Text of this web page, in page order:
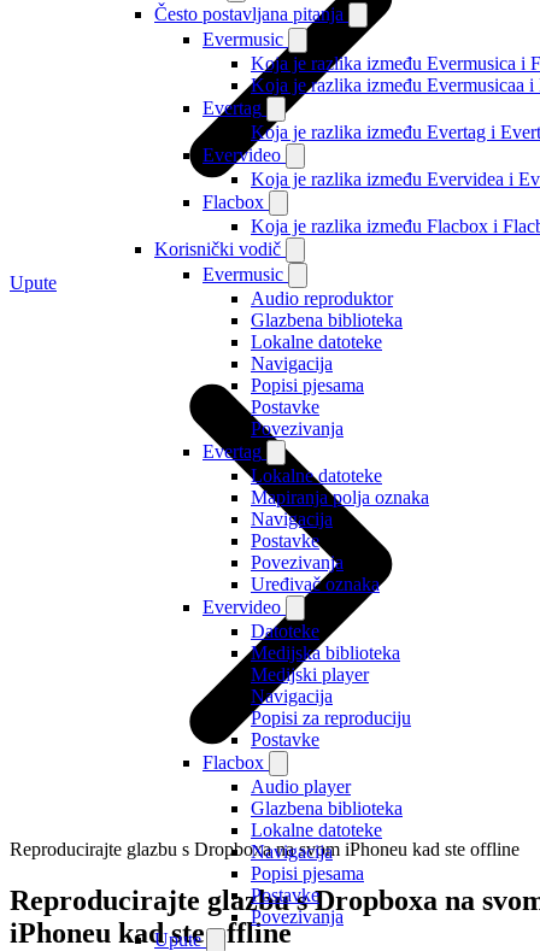
Često postavljana pitanja
Evermusic
Koja je razlika između Evermusica i
Koja je razlika između Evermusicaa i
Evertag
Koja je razlika između Evertag i
Evervideo
Koja je razlika između Evervidea i
Flacbox
Koja je razlika između Flacbox i
Korisnički vodič
Evermusic
Audio reproduktor
Glazbena biblioteka
Lokalne datoteke
Navigacija
Popisi pjesama
Postavke
Povezivanja
Evertag
Lokalne datoteke
Mapiranja polja oznaka
Navigacija
Postavke
Povezivanja
Uređivač oznaka
Evervideo
Datoteke
Medijska biblioteka
Medijski player
Navigacija
Popisi za reproduciju
Postavke
Flacbox
Audio player
Glazbena biblioteka
Lokalne datoteke
Navigacija
Popisi pjesama
Postavke
Povezivanja
Upute
Upute
Reproducirajte glazbu s Dropboxa na svom iPhoneu kad ste offline
Reproducirajte glazbu s Dropboxa na
iPhoneu kad ste offline